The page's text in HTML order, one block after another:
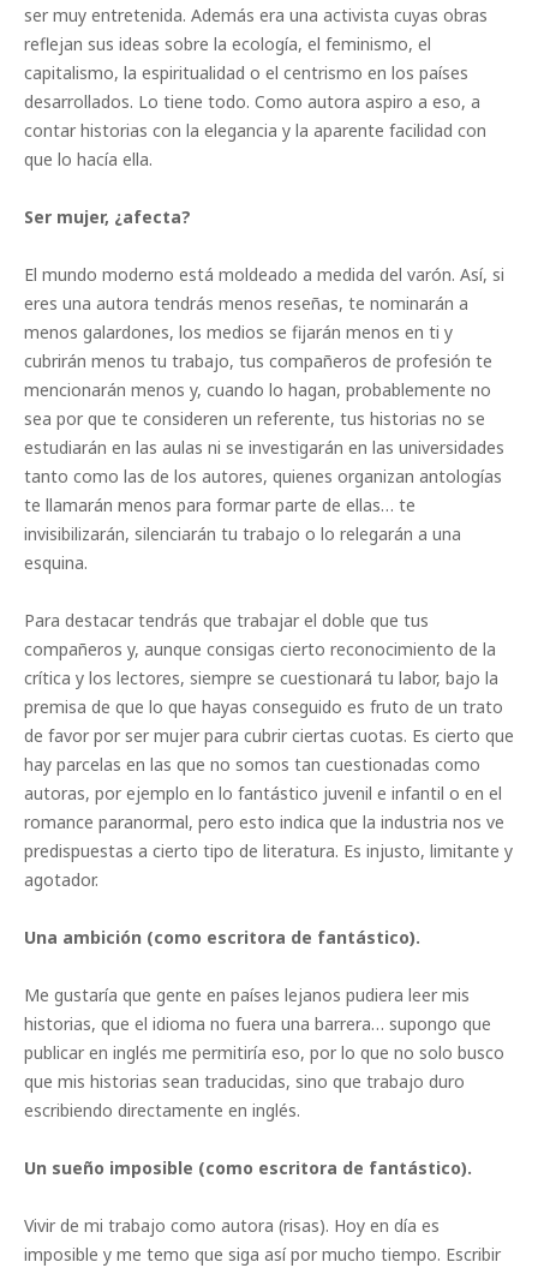
ser muy entretenida. Además era una activista cuyas obras
reflejan sus ideas sobre la ecología, el feminismo, el
capitalismo, la espiritualidad o el centrismo en los países
desarrollados. Lo tiene todo. Como autora aspiro a eso, a
contar historias con la elegancia y la aparente facilidad con
que lo hacía ella.
Ser mujer, ¿afecta?
El mundo moderno está moldeado a medida del varón. Así, si
eres una autora tendrás menos reseñas, te nominarán a
menos galardones, los medios se fijarán menos en ti y
cubrirán menos tu trabajo, tus compañeros de profesión te
mencionarán menos y, cuando lo hagan, probablemente no
sea por que te consideren un referente, tus historias no se
estudiarán en las aulas ni se investigarán en las universidades
tanto como las de los autores, quienes organizan antologías
te llamarán menos para formar parte de ellas… te
invisibilizarán, silenciarán tu trabajo o lo relegarán a una
esquina.
Para destacar tendrás que trabajar el doble que tus
compañeros y, aunque consigas cierto reconocimiento de la
crítica y los lectores, siempre se cuestionará tu labor, bajo la
premisa de que lo que hayas conseguido es fruto de un trato
de favor por ser mujer para cubrir ciertas cuotas. Es cierto que
hay parcelas en las que no somos tan cuestionadas como
autoras, por ejemplo en lo fantástico juvenil e infantil o en el
romance paranormal, pero esto indica que la industria nos ve
predispuestas a cierto tipo de literatura. Es injusto, limitante y
agotador.
Una ambición (como escritora de fantástico).
Me gustaría que gente en países lejanos pudiera leer mis
historias, que el idioma no fuera una barrera… supongo que
publicar en inglés me permitiría eso, por lo que no solo busco
que mis historias sean traducidas, sino que trabajo duro
escribiendo directamente en inglés.
Un sueño imposible (como escritora de fantástico).
Vivir de mi trabajo como autora (risas). Hoy en día es
imposible y me temo que siga así por mucho tiempo. Escribir